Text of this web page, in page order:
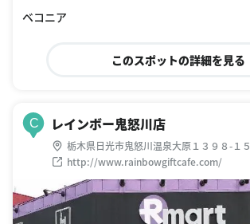
ベコニア
このスポットの詳細を見る
C レインボー鬼怒川店
栃木県日光市鬼怒川温泉大原１３９８-１５
http://www.rainbowgiftcafe.com/